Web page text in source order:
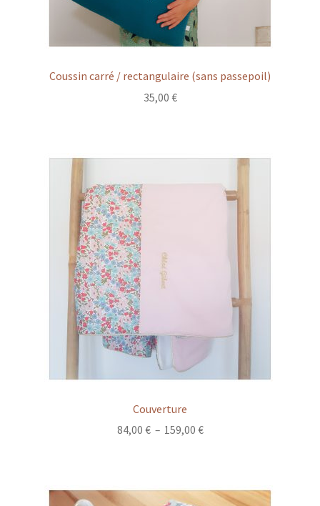
Coussin carré / rectangulaire (sans passepoil)
35,00 €
Couverture
84,00 € – 159,00 €Plage